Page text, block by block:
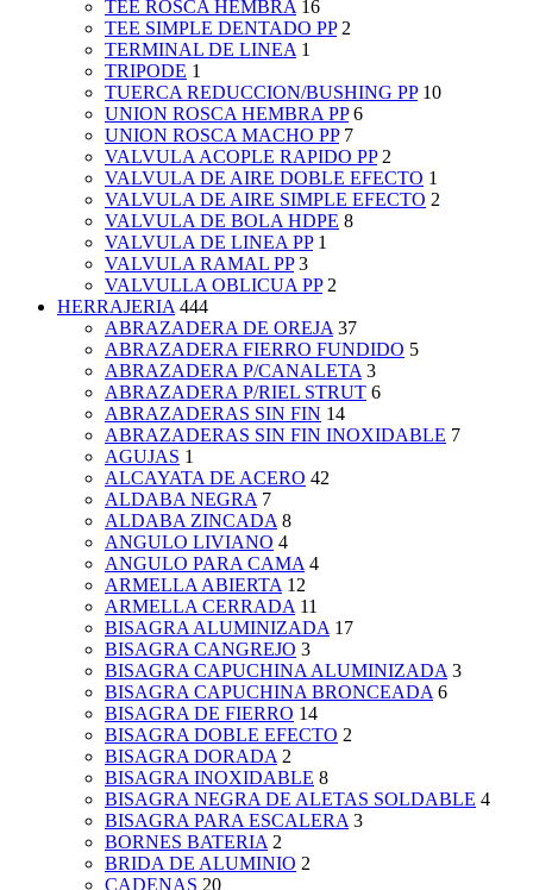
TEE ROSCA HEMBRA 16
TEE SIMPLE DENTADO PP 2
TERMINAL DE LINEA 1
TRIPODE 1
TUERCA REDUCCION/BUSHING PP 10
UNION ROSCA HEMBRA PP 6
UNION ROSCA MACHO PP 7
VALVULA ACOPLE RAPIDO PP 2
VALVULA DE AIRE DOBLE EFECTO 1
VALVULA DE AIRE SIMPLE EFECTO 2
VALVULA DE BOLA HDPE 8
VALVULA DE LINEA PP 1
VALVULA RAMAL PP 3
VALVULLA OBLICUA PP 2
HERRAJERIA 444
ABRAZADERA DE OREJA 37
ABRAZADERA FIERRO FUNDIDO 5
ABRAZADERA P/CANALETA 3
ABRAZADERA P/RIEL STRUT 6
ABRAZADERAS SIN FIN 14
ABRAZADERAS SIN FIN INOXIDABLE 7
AGUJAS 1
ALCAYATA DE ACERO 42
ALDABA NEGRA 7
ALDABA ZINCADA 8
ANGULO LIVIANO 4
ANGULO PARA CAMA 4
ARMELLA ABIERTA 12
ARMELLA CERRADA 11
BISAGRA ALUMINIZADA 17
BISAGRA CANGREJO 3
BISAGRA CAPUCHINA ALUMINIZADA 3
BISAGRA CAPUCHINA BRONCEADA 6
BISAGRA DE FIERRO 14
BISAGRA DOBLE EFECTO 2
BISAGRA DORADA 2
BISAGRA INOXIDABLE 8
BISAGRA NEGRA DE ALETAS SOLDABLE 4
BISAGRA PARA ESCALERA 3
BORNES BATERIA 2
BRIDA DE ALUMINIO 2
CADENAS 20